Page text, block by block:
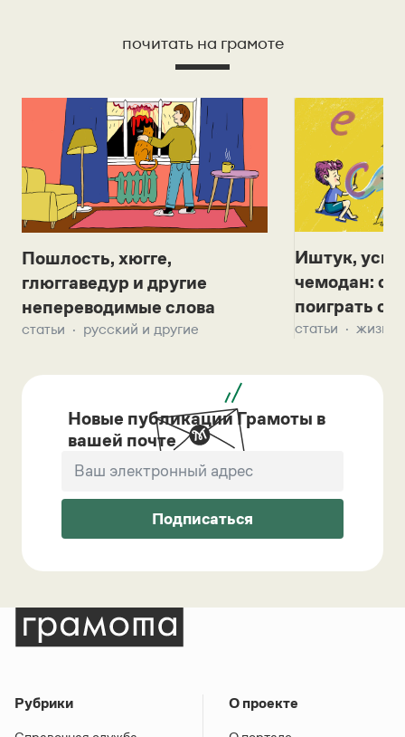
почитать на грамоте
Пошлость, хюгге,
глюггаведур и другие
непереводимые слова
статьи русский и другие
Иштук,
чемодан:
поиграть с
статьи жизнь
Новые публикации Грамоты в
вашей почте
Подписаться
Рубрики О проекте